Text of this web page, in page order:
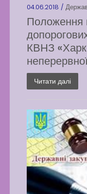
04.06.2018 /
Положення
КВНЗ
Читати далі